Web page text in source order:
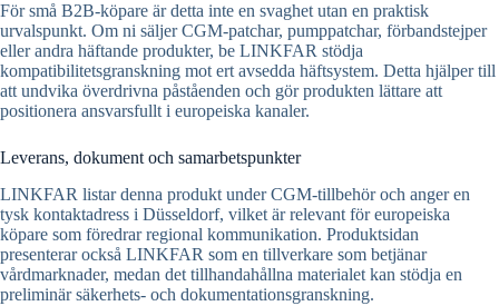
För små B2B-köpare är detta inte en svaghet utan en praktisk
urvalspunkt. Om ni säljer CGM-patchar, pumppatchar, förbandstejper
eller andra häftande produkter, be LINKFAR stödja
kompatibilitetsgranskning mot ert avsedda häftsystem. Detta hjälper till
att undvika överdrivna påståenden och gör produkten lättare att
positionera ansvarsfullt i europeiska kanaler.
Leverans, dokument och samarbetspunkter
LINKFAR listar denna produkt under CGM-tillbehör och anger en
tysk kontaktadress i Düsseldorf, vilket är relevant för europeiska
köpare som föredrar regional kommunikation. Produktsidan
presenterar också LINKFAR som en tillverkare som betjänar
vårdmarknader, medan det tillhandahållna materialet kan stödja en
preliminär säkerhets- och dokumentationsgranskning.